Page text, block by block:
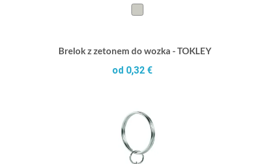
Brelok z zetonem do wozka - TOKLEY
od 0,32 €